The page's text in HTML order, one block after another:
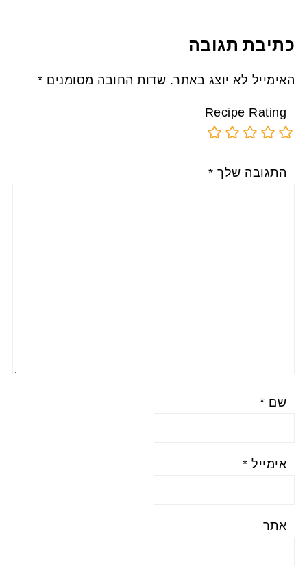
כתיבת תגובה
האימייל לא יוצג באתר. שדות החובה מסומנים *
Recipe Rating
התגובה שלך *
שם *
אימייל *
אתר